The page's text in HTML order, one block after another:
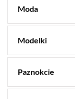
Moda
Modelki
Paznokcie